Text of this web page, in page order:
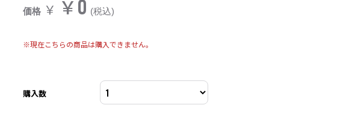
価格 ￥ ￥0 (税込)
※現在こちらの商品は購入できません。
購入数